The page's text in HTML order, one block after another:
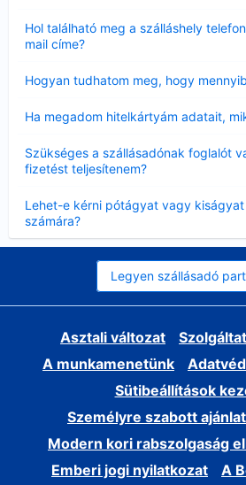
Hol található meg a szálláshely
mail címe?
Hogyan tudhatom meg, hogy
Ha megadom hitelkártyám adatait,
Szükséges a szállásadónak foglalót
fizetést teljesítenem?
Lehet-e kérni pótágyat vagy
számára?
Legyen szállásadó
Asztali változat
A munkamenetünk
Sütibeállítások
Személyre szabott
Modern kori rabszolgaság
Emberi jogi nyilatkozat
A